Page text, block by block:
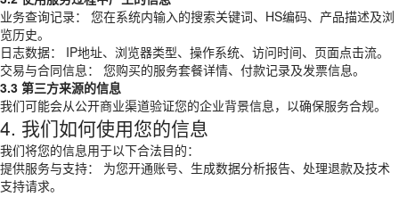
业务查询记录： 您在系统内输入的搜索关键词、HS编码、产品描述及浏
览历史。
日志数据： IP地址、浏览器类型、操作系统、访问时间、页面点击流。
交易与合同信息： 您购买的服务套餐详情、付款记录及发票信息。
3.3 第三方来源的信息
我们可能会从公开商业渠道验证您的企业背景信息，以确保服务合规。
4. 我们如何使用您的信息
我们将您的信息用于以下合法目的：
提供服务与支持： 为您开通账号、生成数据分析报告、处理退款及技术
支持请求。